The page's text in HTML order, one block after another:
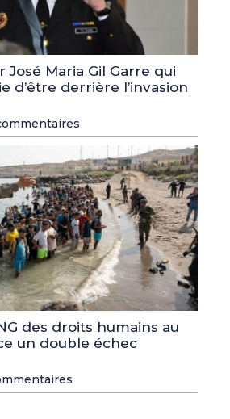
José Maria Gil Garre qui
d’être derrière l’invasion
des droits humains au
un double échec